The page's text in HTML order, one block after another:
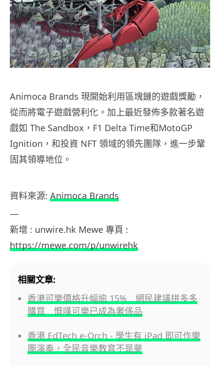
Animoca Brands 現開始利用區塊鏈的遊戲獎勵，
從而將電子遊戲營利化。加上最近發佈多款著名遊
戲如 The Sandbox，F1 Delta Time和MotoGP
Ignition，和投資 NFT 領域的領先團隊，進一步鞏
固其領導地位。
資料來源: Animoca Brands
—
新增 : unwire.hk Mewe 專頁 :
https://mewe.com/p/unwirehk
相關文章:
香港可樂價格升幅逾 15% 網民建議拼多多
購買 慨嘆可樂已成為奢侈品
香港 EdTech e-Orch - 學生有 iPad 即可作樂
團演奏，全民音樂教育不是夢